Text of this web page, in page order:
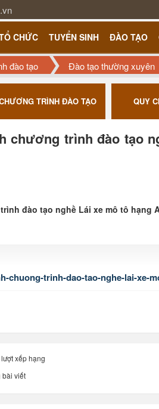
CHỨC TUYỂN SINH ĐÀO TẠO
đào tạo Đào tạo thường xuyên
TRÌNH ĐÀO TẠO QUY
chương trình đào tạo
đào tạo nghề Lái xe mô tô hạng
chuong-trinh-dao-tao-nghe-lai-xe-
xếp hạng
bài viết